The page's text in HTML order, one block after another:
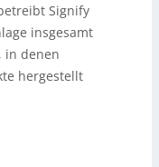
Signify
insgesamt
in denen
hergestellt